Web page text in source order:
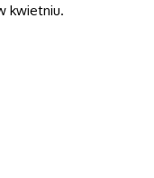
kwietniu.